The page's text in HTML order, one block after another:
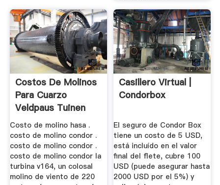
Costos De Molinos
Para Cuarzo
Veldpaus Tuinen
Costo de molino hasa .
costo de molino condor .
costo de molino condor .
costo de molino condor la
turbina v164, un colosal
molino de viento de 220
Casillero Virtual |
Condorbox
El seguro de Condor Box
tiene un costo de 5 USD,
está incluído en el valor
final del flete, cubre 100
USD (puede asegurar hasta
2000 USD por el 5%) y